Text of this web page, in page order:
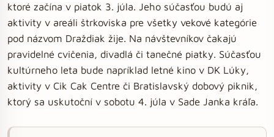
ktoré začína v piatok 3. júla. Jeho súčasťou budú aj
aktivity v areáli štrkoviska pre všetky vekové kategórie
pod názvom Draždiak žije. Na návštevníkov čakajú
pravidelné cvičenia, divadlá či tanečné piatky. Súčasťou
kultúrneho leta bude napríklad letné kino v DK Lúky,
aktivity v Cik Cak Centre či Bratislavský dobový piknik,
ktorý sa uskutoční v sobotu 4. júla v Sade Janka kráľa.